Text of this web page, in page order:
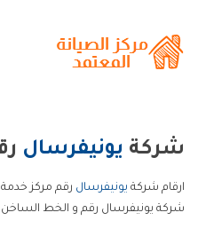
شركة يونيفرسال
ارقام شركة يونيفرسال رقم مركز
شركة يونيفرسال رقم و الخط